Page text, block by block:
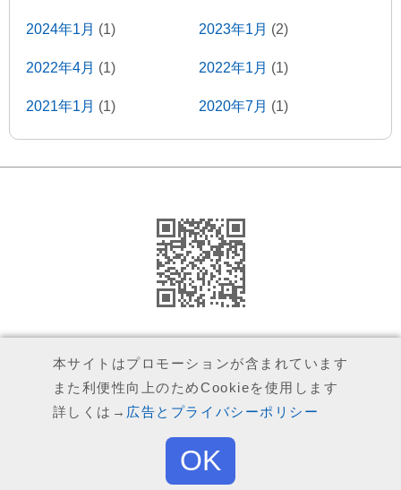
2024年1月 (1) 2023年1月 (2)
2022年4月 (1) 2022年1月 (1)
2021年1月 (1) 2020年7月 (1)
2020年1月(2) 2019年5月(2)
2018年8月
2018年4月
2018年2月
2018年1月(1) 2017年12月(1)
(1) 2017年10月
2017年9月 (1) 2017年8月(5)
2017年6月
広告とプライバシーポリシー
※引用の範囲を超える転載はご遠慮ください
本サイトはプロモーションが含まれています
また利便性向上のためCookieを使用します
詳しくは→ 広告とプライバシーポリシー
OK